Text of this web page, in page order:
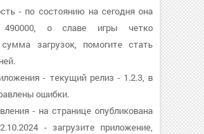
- по состоянию на сегодня она
490000, о cлаве игры четко
загрузок, помогите стать
- текущий релиз - 1.2.3, в
ошибки.
- на странице опубликована
- загрузите приложение,